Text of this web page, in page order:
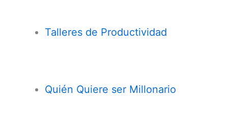
Talleres de Productividad
Quién Quiere ser Millonario